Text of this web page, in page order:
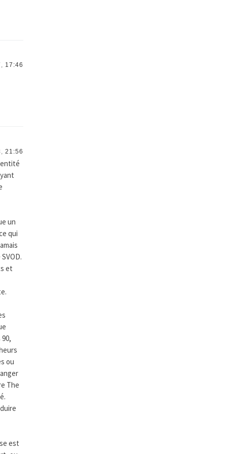
17:46
21:56
un
qui
et
ou
The
est